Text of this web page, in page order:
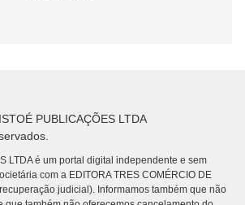
PUBLICAÇÕES LTDA
LTDA é um portal digital independente e sem
com a EDITORA TRES COMÉRCIO DE
judicial). Informamos também que não